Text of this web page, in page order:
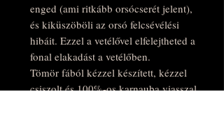
enged (ami ritkább orsócserét jelent),
és kiküszöböli az orsó felcsévélési
hibáit. Ezzel a vetélővel elfelejtheted a
fonal elakadást a vetélőben.
Tömör fából kézzel készített, kézzel
csiszolt és 100%-os karnauba viasszal